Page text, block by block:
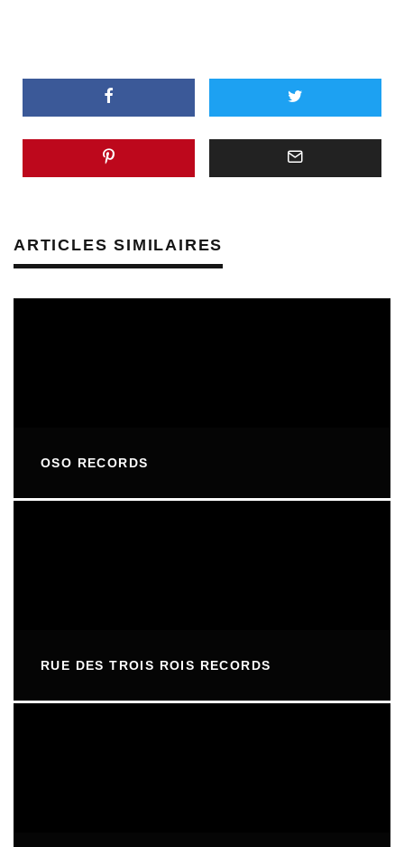
ARTICLES SIMILAIRES
OSO RECORDS
RUE DES TROIS ROIS RECORDS